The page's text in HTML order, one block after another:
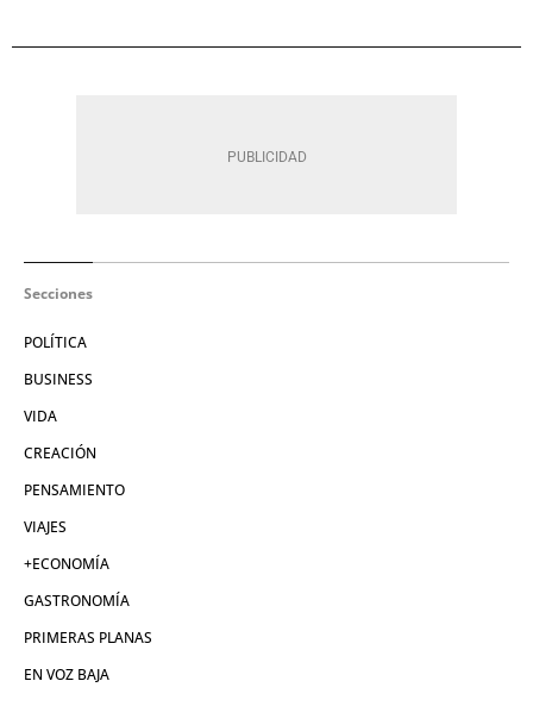
Secciones
POLÍTICA
BUSINESS
VIDA
CREACIÓN
PENSAMIENTO
VIAJES
+ECONOMÍA
GASTRONOMÍA
PRIMERAS PLANAS
EN VOZ BAJA